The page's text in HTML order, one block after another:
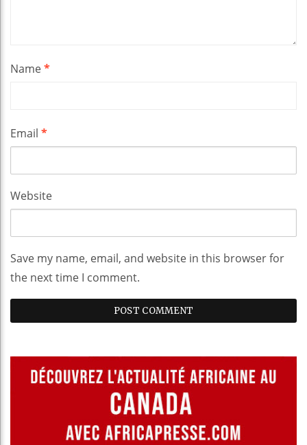
Name*
Email *
Website
Save my name, email, and website in this browser for
the next time I comment.